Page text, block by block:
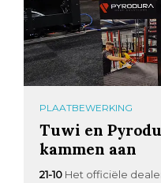
PLAATBEWERKING
Tuwi en
kammen aan
21-10 Het officiële